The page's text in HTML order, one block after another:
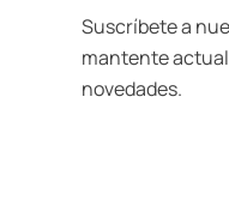
Suscríbete a
mantente
novedades.